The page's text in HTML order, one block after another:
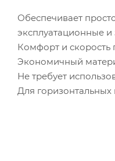
Обеспечивает
эксплуатационные
Комфорт и скорость
Экономичный
Не требует
Для горизонтальных